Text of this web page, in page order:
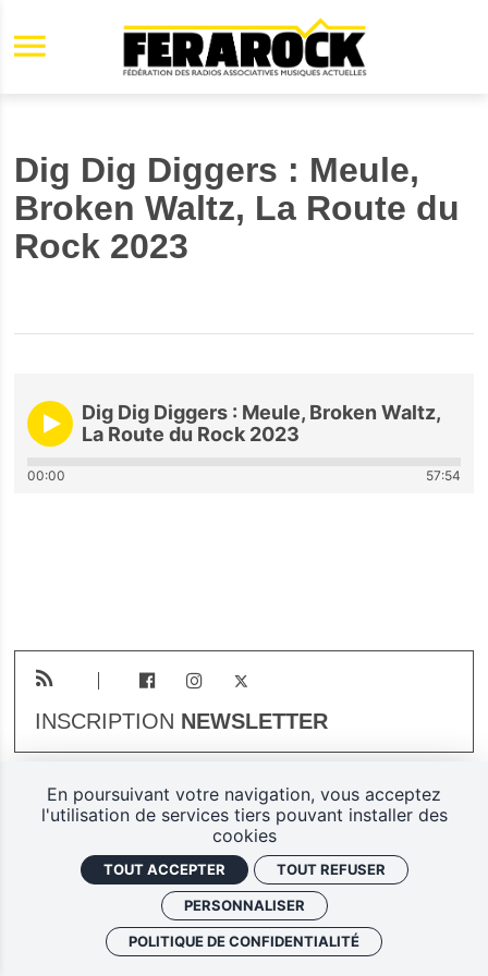
Aller au contenu principal
Dig Dig Diggers : Meule,
Broken Waltz, La Route du
Rock 2023
Dig Dig Diggers : Meule, Broken Waltz,
La Route du Rock 2023
00:00 57:54
INSCRIPTION NEWSLETTER
Plan du site
Mentions légales
Politique de confidentialité
Ferarock.org, une réalisation
En poursuivant votre navigation, vous acceptez
l'utilisation de services tiers pouvant installer des
cookies
TOUT ACCEPTER TOUT REFUSER
PERSONNALISER
POLITIQUE DE CONFIDENTIALITÉ